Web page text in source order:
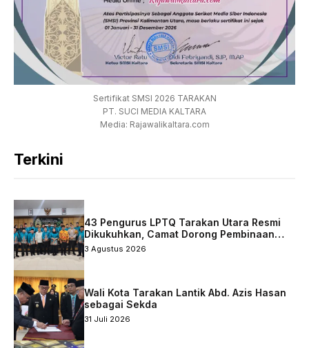
Sertifikat SMSI 2026 TARAKAN
PT. SUCI MEDIA KALTARA
Media: Rajawalikaltara.com
Terkini
43 Pengurus LPTQ Tarakan Utara Resmi
Dikukuhkan, Camat Dorong Pembinaan
Qurani Berkelanjutan
3 Agustus 2026
Wali Kota Tarakan Lantik Abd. Azis Hasan
sebagai Sekda
31 Juli 2026